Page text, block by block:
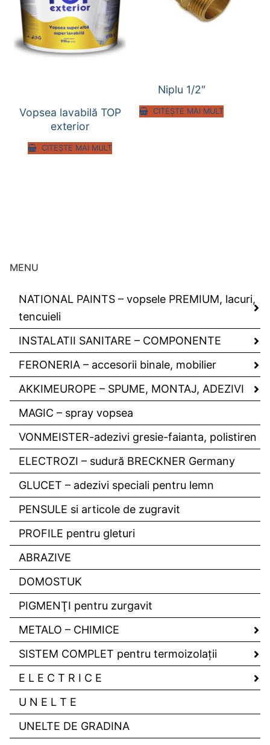
Vopsea lavabilă TOP
exterior
CITEȘTE MAI MULT
Niplu 1/2″
CITEȘTE MAI MULT
MENU
NATIONAL PAINTS – vopsele PREMIUM, lacuri,
tencuieli
INSTALATII SANITARE – COMPONENTE
FERONERIA – accesorii binale, mobilier
AKKIMEUROPE – SPUME, MONTAJ, ADEZIVI
MAGIC – spray vopsea
VONMEISTER-adezivi gresie-faianta, polistiren
ELECTROZI – sudură BRECKNER Germany
GLUCET – adezivi speciali pentru lemn
PENSULE si articole de zugravit
PROFILE pentru gleturi
ABRAZIVE
DOMOSTUK
PIGMENŢI pentru zurgavit
METALO – CHIMICE
SISTEM COMPLET pentru termoizolaţii
E L E C T R I C E
U N E L T E
UNELTE DE GRADINA